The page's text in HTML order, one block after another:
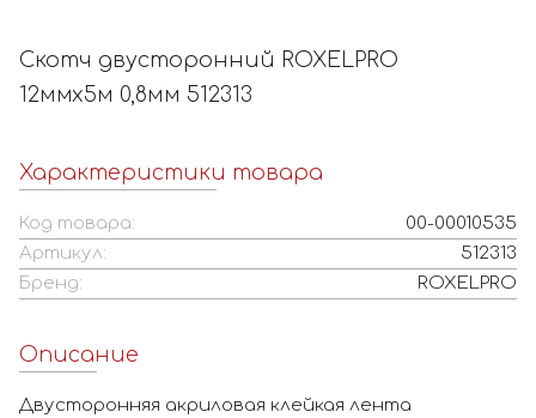
Скотч двусторонний ROXELPRO
12ммх5м 0,8мм 512313
Характеристики товара
Код товара:
00-00010535
Артикул:
512313
Бренд:
ROXELPRO
Описание
Двусторонняя акриловая клейкая лента